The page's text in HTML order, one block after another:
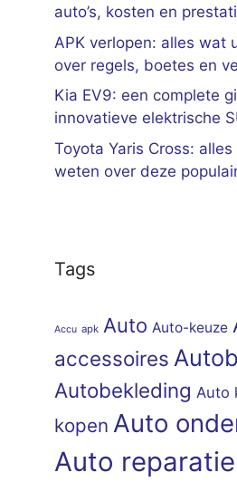
auto’s, kosten en
APK verlopen: alles wat
over regels, boetes en
Kia EV9: een complete
innovatieve elektrische
Toyota Yaris Cross:
weten over deze
Tags
Accu apk Auto Auto-keuze
accessoires
Autobekleding Auto
kopen Auto
Auto reparatie